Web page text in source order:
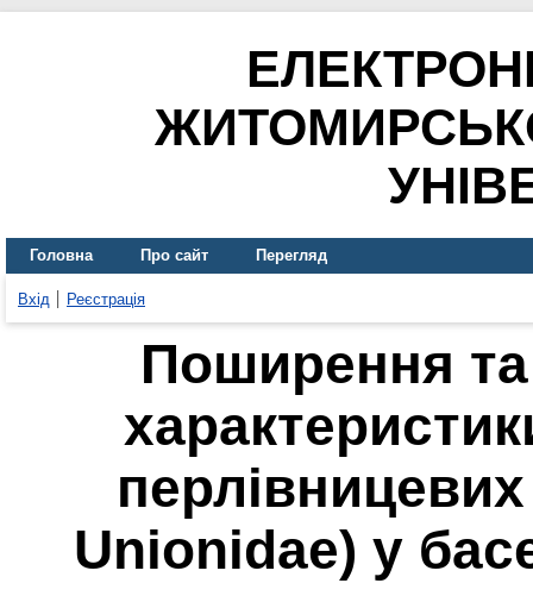
Головна Про сайт Перегляд
Вхід Реєстрація
Поширення та
Unionidae) у